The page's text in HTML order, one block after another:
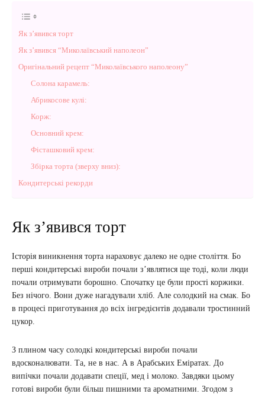
Як з’явився торт
Як з’явився “Миколаївський наполеон”
Оригінальний рецепт “Миколаївського наполеону”
Солона карамель:
Абрикосове кулі:
Корж:
Основний крем:
Фісташковий крем:
Збірка торта (зверху вниз):
Кондитерські рекорди
Як з’явився торт
Історія виникнення торта нараховує далеко не одне століття. Бо
перші кондитерські вироби почали з’являтися ще тоді, коли люди
почали отримувати борошно. Спочатку це були прості коржики.
Без нічого. Вони дуже нагадували хліб. Але солодкий на смак. Бо
в процесі приготування до всіх інгредієнтів додавали тростинний
цукор.
З плином часу солодкі кондитерські вироби почали
вдосконалювати. Та, не в нас. А в Арабських Еміратах. До
випічки почали додавати спеції, мед і молоко. Завдяки цьому
готові вироби були більш пишними та ароматними. Згодом з